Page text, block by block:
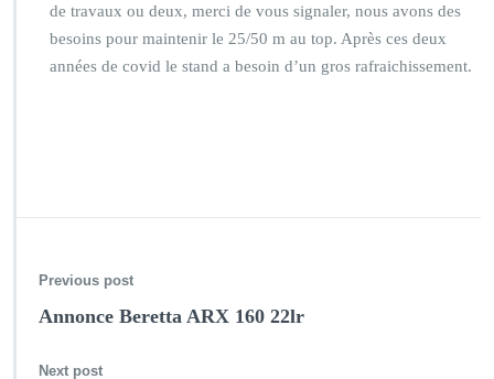
de travaux ou deux, merci de vous signaler, nous avons des
besoins pour maintenir le 25/50 m au top. Après ces deux
années de covid le stand a besoin d’un gros rafraichissement.
Previous post
Annonce Beretta ARX 160 22lr
Next post